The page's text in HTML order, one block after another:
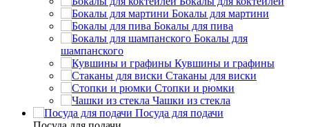
Бокалы для мартини
Бокалы для пива
Бокалы для
шампанского
Кувшины и графины
Стаканы для виски
Стопки и рюмки
Чашки из стекла
Посуда для подачи